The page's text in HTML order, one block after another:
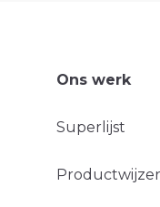
Ons werk
Superlijst